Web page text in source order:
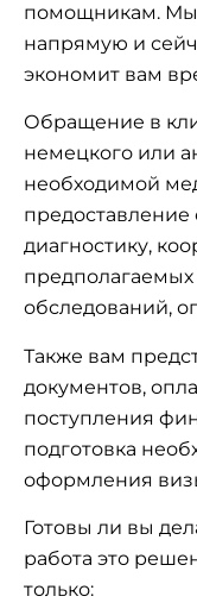
помощникам. Мы
напрямую и
экономит вам
Обращение в
немецкого или
необходимой
диагностику,
обследований,
Также вам
документов,
поступления
подготовка
оформления
Готовы ли вы
работа это
только: